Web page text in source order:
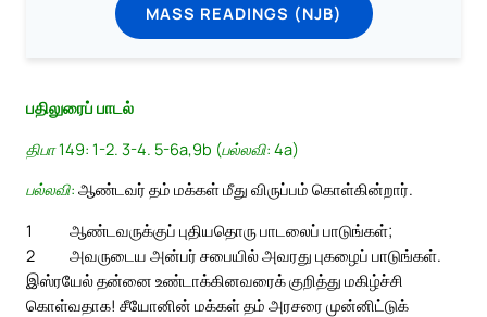
MASS READINGS (NJB)
பதிலுரைப் பாடல்
திபா 149: 1-2. 3-4. 5-6a,9b (பல்லவி: 4a)
பல்லவி: ஆண்டவர் தம் மக்கள் மீது விருப்பம் கொள்கின்றார்.
1
ஆண்டவருக்குப் புதியதொரு பாடலைப் பாடுங்கள்;
அவருடைய அன்பர் சபையில் அவரது புகழைப் பாடுங்கள்.
2
இஸ்ரயேல் தன்னை உண்டாக்கினவரைக் குறித்து மகிழ்ச்சி
கொள்வதாக! சீயோனின் மக்கள் தம் அரசரை முன்னிட்டுக்